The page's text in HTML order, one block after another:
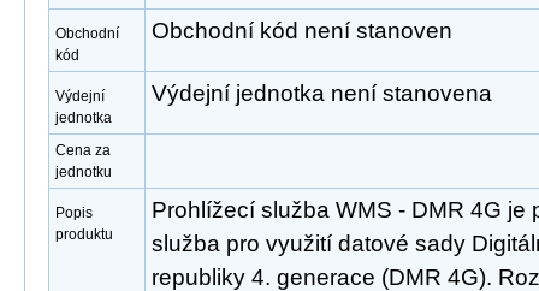
Obchodní
kód
Obchodní kód není stanoven
Výdejní
jednotka
Výdejní jednotka není stanovena
Cena za
jednotku
Popis
produktu
Prohlížecí služba WMS - DMR 4G je
služba pro využití datové sady
republiky 4. generace (DMR 4G).